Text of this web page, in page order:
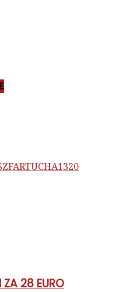
1320
ZA 28 EURO